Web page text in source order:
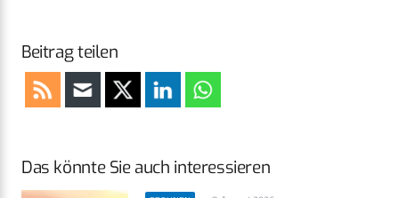
Beitrag teilen
Das könnte Sie auch interessieren